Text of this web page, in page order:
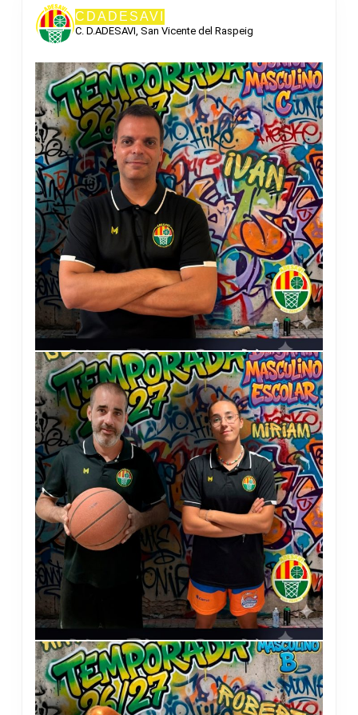
CDADESAVI
C. D.ADESAVI, San Vicente del Raspeig